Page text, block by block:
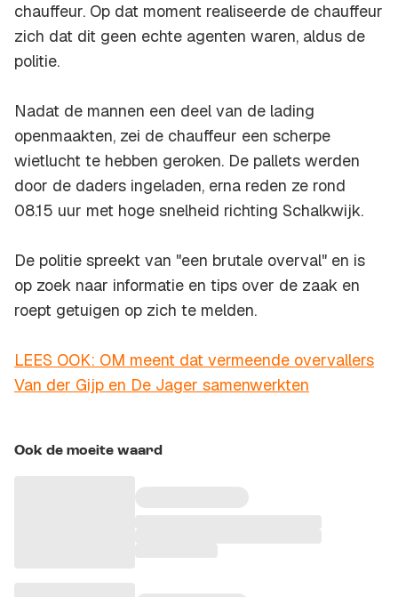
chauffeur. Op dat moment realiseerde de chauffeur
zich dat dit geen echte agenten waren, aldus de
politie.
Nadat de mannen een deel van de lading
openmaakten, zei de chauffeur een scherpe
wietlucht te hebben geroken. De pallets werden
door de daders ingeladen, erna reden ze rond
08.15 uur met hoge snelheid richting Schalkwijk.
De politie spreekt van "een brutale overval" en is
op zoek naar informatie en tips over de zaak en
roept getuigen op zich te melden.
LEES OOK: OM meent dat vermeende overvallers
Van der Gijp en De Jager samenwerkten
Ook de moeite waard